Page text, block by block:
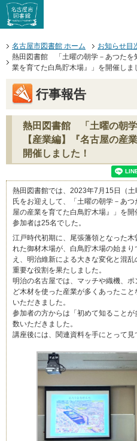
ページの先頭です。
本文へジャンプする。
ここからサイト内共通メニューです。
サイト内共通メニューをスキップする
サイト内共通メニューここまで。
名古屋市図書館 ホーム
お知らせ目
熱田図書館 「土曜の朝学－あつたを
業を育てた白鳥貯木場』」を開催しま
行事報告
熱田図書館 「土曜の朝
【産業編】『名古屋の産
開催しました！
熱田図書館では、2023年7月15日（
氏をお迎えして、「土曜の朝学－あ
屋の産業を育てた白鳥貯木場』」を開
参加者は25名でした。
江戸時代初期に、尾張藩領となった
れた御材木場が、白鳥貯木場の始ま
え、明治維新による大きな変化と混
重要な役割を果たしました。
明治の名古屋では、マッチや織機、
ど木材を使った産業が多くあったこ
いただきました。
参加者の方からは「初めて知ること
数いただきました。
講座後には、関連資料を手にとって見